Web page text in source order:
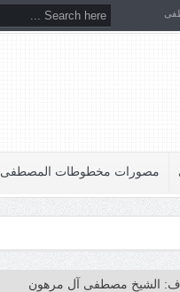
مصورات مخطوطات المصطفى
الشيخ مصطفى آل مرهون